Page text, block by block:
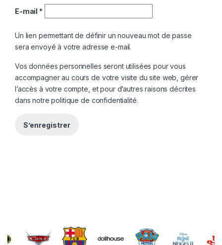
E-mail *
Un lien permettant de définir un nouveau mot de passe
sera envoyé à votre adresse e-mail.
Vos données personnelles seront utilisées pour vous
accompagner au cours de votre visite du site web, gérer
l’accès à votre compte, et pour d’autres raisons décrites
dans notrepolitique de confidentialité.
S’enregistrer
Brands Carousel